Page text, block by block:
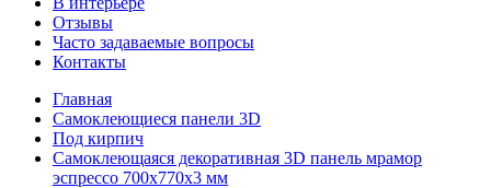
Отзывы
Часто задаваемые вопросы
Контакты
Главная
Самоклеющиеся панели 3D
Под кирпич
Самоклеющаяся декоративная 3D панель мрамор
эспрессо 700x770x3 мм